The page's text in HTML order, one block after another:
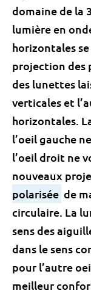
domaine de la
lumière en
horizontales
projection des
des lunettes
verticales et
horizontales.
l’oeil gauche
l’oeil droit ne
nouveaux
polarisée de
circulaire. La
sens des
dans le sens
pour l’autre
meilleur